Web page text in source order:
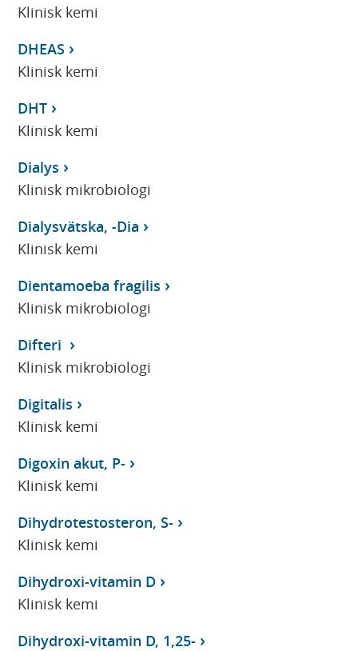
Klinisk kemi
DHEAS
Klinisk kemi
DHT
Klinisk kemi
Dialys
Klinisk mikrobiologi
Dialysvätska, -Dia
Klinisk kemi
Dientamoeba fragilis
Klinisk mikrobiologi
Difteri
Klinisk mikrobiologi
Digitalis
Klinisk kemi
Digoxin akut, P-
Klinisk kemi
Dihydrotestosteron, S-
Klinisk kemi
Dihydroxi-vitamin D
Klinisk kemi
Dihydroxi-vitamin D, 1,25-